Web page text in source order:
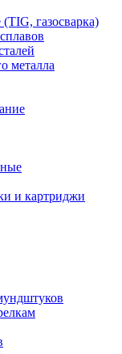
газосварка)
металла
и картриджи